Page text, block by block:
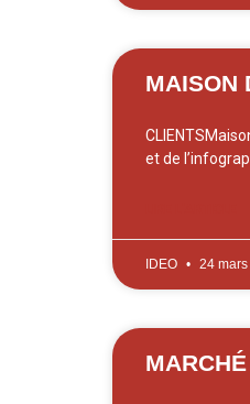
MAISON
et de
IDEO 24